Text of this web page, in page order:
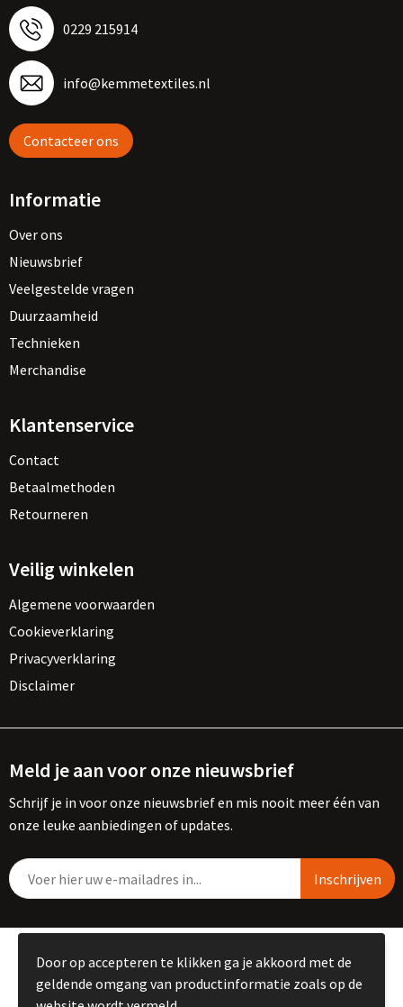
0229 215914
info@kemmetextiles.nl
Contacteer ons
Informatie
Over ons
Nieuwsbrief
Veelgestelde vragen
Duurzaamheid
Technieken
Merchandise
Klantenservice
Contact
Betaalmethoden
Retourneren
Veilig winkelen
Algemene voorwaarden
Cookieverklaring
Privacyverklaring
Disclaimer
Meld je aan voor onze nieuwsbrief
Schrijf je in voor onze nieuwsbrief en mis nooit meer één van
onze leuke aanbiedingen of updates.
© Copyright Kemme B.V. 2023
Door op accepteren te klikken ga je akkoord met de
geldende omgang van productinformatie zoals op de